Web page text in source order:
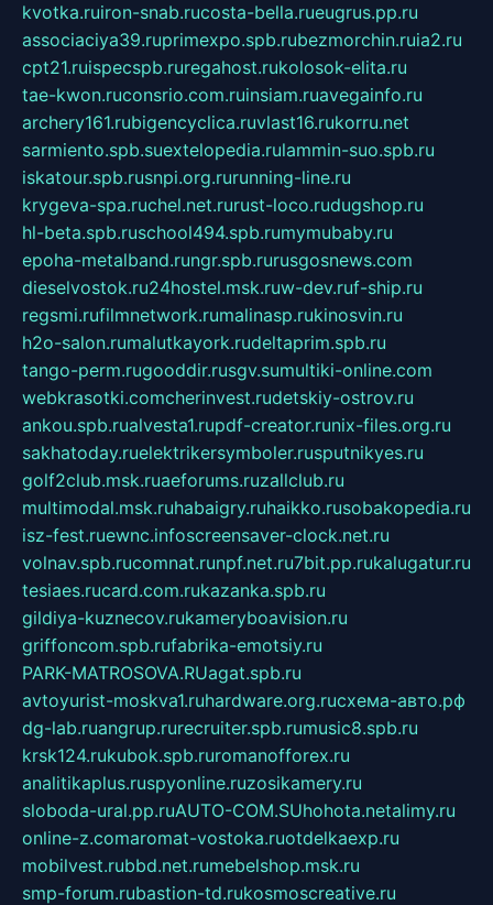
kvotka.ruiron-snab.rucosta-bella.rueugrus.pp.ru
associaciya39.ruprimexpo.spb.rubezmorchin.ruia2.ru
cpt21.ruispecspb.ruregahost.rukolosok-elita.ru
tae-kwon.ruconsrio.com.ruinsiam.ruavegainfo.ru
archery161.rubigencyclica.ruvlast16.rukorru.net
sarmiento.spb.suextelopedia.rulammin-suo.spb.ru
iskatour.spb.rusnpi.org.rurunning-line.ru
krygeva-spa.ruchel.net.rurust-loco.rudugshop.ru
hl-beta.spb.ruschool494.spb.rumymubaby.ru
epoha-metalband.rungr.spb.rurusgosnews.com
dieselvostok.ru24hostel.msk.ruw-dev.ruf-ship.ru
regsmi.rufilmnetwork.rumalinasp.rukinosvin.ru
h2o-salon.rumalutkayork.rudeltaprim.spb.ru
tango-perm.rugooddir.rusgv.sumultiki-online.com
webkrasotki.comcherinvest.rudetskiy-ostrov.ru
ankou.spb.rualvesta1.rupdf-creator.runix-files.org.ru
sakhatoday.ruelektrikersymboler.rusputnikyes.ru
golf2club.msk.ruaeforums.ruzallclub.ru
multimodal.msk.ruhabaigry.ruhaikko.rusobakopedia.ru
isz-fest.ruewnc.infoscreensaver-clock.net.ru
volnav.spb.rucomnat.runpf.net.ru7bit.pp.rukalugatur.ru
tesiaes.rucard.com.rukazanka.spb.ru
gildiya-kuznecov.rukameryboavision.ru
griffoncom.spb.rufabrika-emotsiy.ru
PARK-MATROSOVA.RUagat.spb.ru
avtoyurist-moskva1.ruhardware.org.ruсхема-авто.рф
dg-lab.ruangrup.rurecruiter.spb.rumusic8.spb.ru
krsk124.rukubok.spb.ruromanofforex.ru
analitikaplus.ruspyonline.ruzosikamery.ru
sloboda-ural.pp.ruAUTO-COM.SUhohota.netalimy.ru
online-z.comaromat-vostoka.ruotdelkaexp.ru
mobilvest.rubbd.net.rumebelshop.msk.ru
smp-forum.rubastion-td.rukosmoscreative.ru